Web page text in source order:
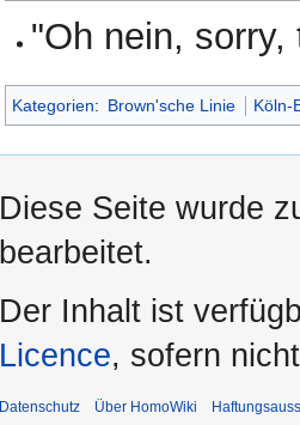
"Oh nein,
Kategorien: Brown'sche Linie Köln-
Diese Seite wurde
bearbeitet.
Der Inhalt ist
Licence, sofern
Datenschutz Über HomoWiki